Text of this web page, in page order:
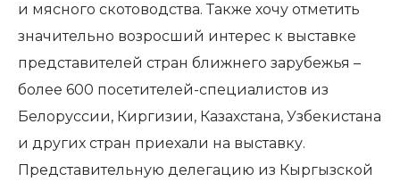
и мясного скотоводства. Также хочу отметить
значительно возросший интерес к выставке
представителей стран ближнего зарубежья –
более 600 посетителей-специалистов из
Белоруссии, Киргизии, Казахстана, Узбекистана
и других стран приехали на выставку.
Представительную делегацию из Кыргызской